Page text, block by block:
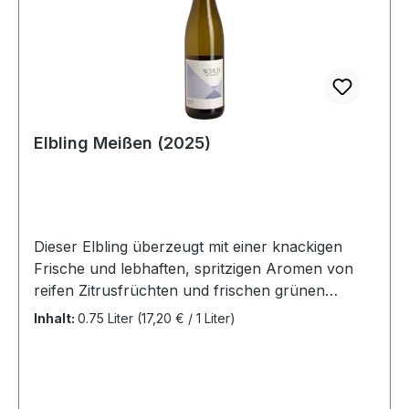
Elbling Meißen (2025)
Dieser Elbling überzeugt mit einer knackigen
Frische und lebhaften, spritzigen Aromen von
reifen Zitrusfrüchten und frischen grünen
Äpfeln, die dich sofort nach mehr verlangen
Inhalt: 0.75 Liter (17,20 € / 1 Liter)